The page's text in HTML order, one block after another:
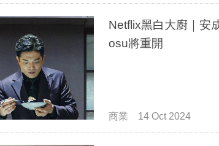
Netflix黑白大廚｜安
osu將重開
商業 14 Oct 2024